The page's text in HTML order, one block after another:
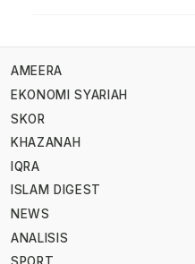
AMEERA
EKONOMI SYARIAH
SKOR
KHAZANAH
IQRA
ISLAM DIGEST
NEWS
ANALISIS